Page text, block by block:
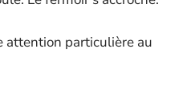
attention particulière au